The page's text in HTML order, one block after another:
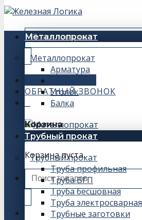
Искать:
+7 (343) 243-56-66
ОБРАТНЫЙ ЗВОНОК
Корзина
Корзина пуста.
Искать:
Металлопрокат
Металлопрокат
Арматура
Уголок
Балка
Трубный прокат
Трубный прокат
Труба профильная
Труба ВГП
Труба бесшовная
Труба электросварная
Трубные заготовки